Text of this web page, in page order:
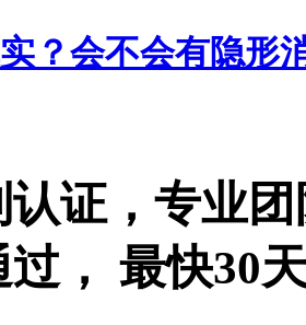
？会不会有隐形
认证，专业
， 最快30